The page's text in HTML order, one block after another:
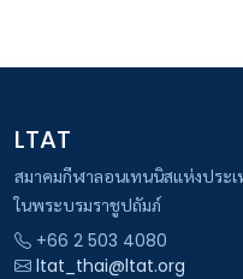
LTAT
สมาคมกีฬาลอนเทนนิสแห่งประ
ในพระบรมราชูปถัมภ์
+66 2 503 4080
ltat_thai@ltat.org